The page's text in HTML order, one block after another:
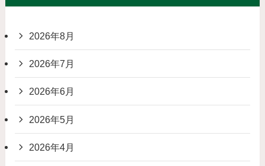
2026年8月
2026年7月
2026年6月
2026年5月
2026年4月